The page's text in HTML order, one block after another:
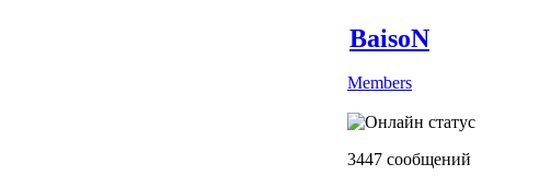
BaisoN
Members
3447 сообщений